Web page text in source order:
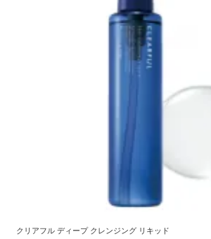
クリアフル ディープ クレンジング リキッド